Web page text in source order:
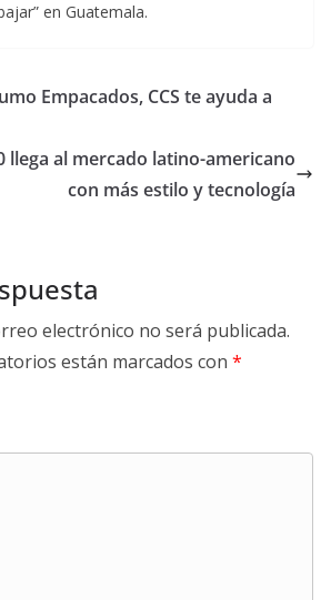
en Guatemala.
Empacados, CCS te ayuda a
llega al mercado latino-americano
con más estilo y tecnología
electrónico no será publicada.
están marcados con *